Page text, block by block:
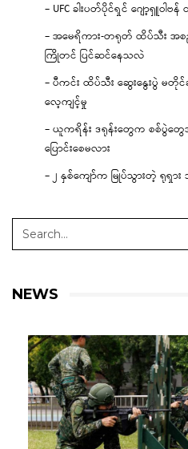
– UFC ခါးပတ်ပိုင်ရှင် ဂျော့ရှူဝါ
– အမေရိကား-တရုတ် ထိပ်သီး အ
ကြိုတင် ပြင်ဆင်နေသလဲ
– ပီကင်း ထိပ်သီး ဆွေးနွေးပွဲ မ
လေ့ကျင့်မှု
– ယူကရိန်း ဒရုန်းတွေက စစ်ပွဲ
ပြောင်းစေမလား
– ၂ နှစ်ကျော်က မြုပ်သွားတဲ့ ရုရှာ
NEWS